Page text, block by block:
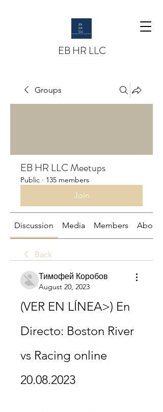
EB HR LLC
Groups
EB HR LLC Meetups
Public · 135 members
Join
Discussion Media Members About
Back
Тимофей Коробов
August 20, 2023
(VER EN LÍNEA>) En
Directo: Boston River
vs Racing online
20.08.2023